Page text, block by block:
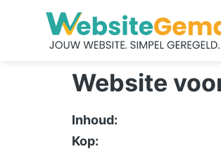
Website
Inhoud:
Kop: